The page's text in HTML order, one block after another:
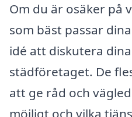
Om du är osäker på
som bäst passar
idé att diskutera
städföretaget. De
att ge råd och
möjligt och vilka